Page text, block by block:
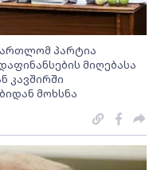
პარტია
მიღებასა
კავშირში
მოხსნა